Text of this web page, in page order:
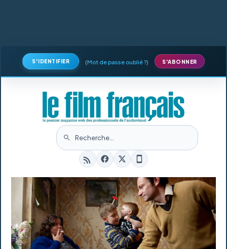
S'IDENTIFIER (Mot de passe oublié ?) S'ABONNER